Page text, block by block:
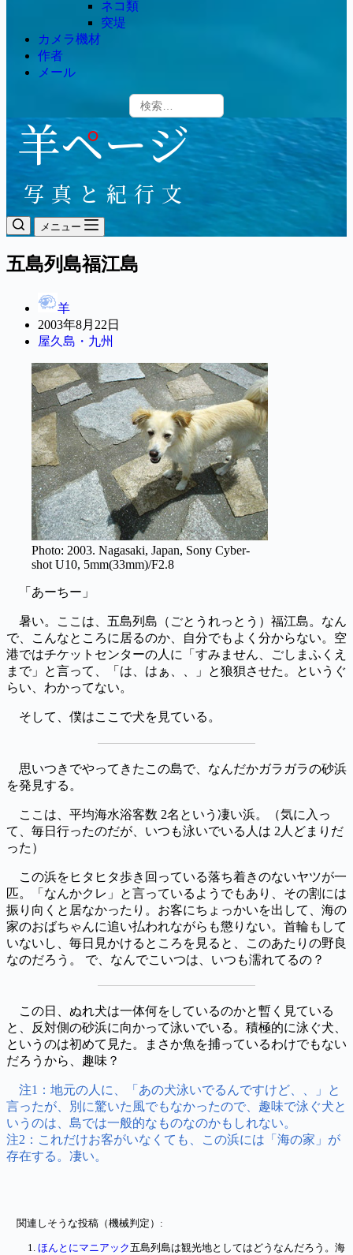
ネコ類
突堤
カメラ機材
作者
メール
メニュー
五島列島福江島
羊
2003年8月22日
屋久島・九州
Photo: 2003. Nagasaki, Japan, Sony Cyber-
shot U10, 5mm(33mm)/F2.8
「あーちー」
暑い。ここは、五島列島（ごとうれっとう）福江島。なん
で、こんなところに居るのか、自分でもよく分からない。空
港ではチケットセンターの人に「すみません、ごしまふくえ
まで」と言って、「は、はぁ、、」と狼狽させた。というぐ
らい、わかってない。
そして、僕はここで犬を見ている。
思いつきでやってきたこの島で、なんだかガラガラの砂浜
を発見する。
ここは、平均海水浴客数 2名という凄い浜。（気に入っ
て、毎日行ったのだが、いつも泳いでいる人は 2人どまりだ
った）
この浜をヒタヒタ歩き回っている落ち着きのないヤツが一
匹。「なんかクレ」と言っているようでもあり、その割には
振り向くと居なかったり。お客にちょっかいを出して、海の
家のおばちゃんに追い払われながらも懲りない。首輪もして
いないし、毎日見かけるところを見ると、このあたりの野良
なのだろう。 で、なんでこいつは、いつも濡れてるの？
この日、ぬれ犬は一体何をしているのかと暫く見ている
と、反対側の砂浜に向かって泳いでいる。積極的に泳ぐ犬、
というのは初めて見た。まさか魚を捕っているわけでもない
だろうから、趣味？
注1：地元の人に、「あの犬泳いでるんですけど、、」と
言ったが、別に驚いた風でもなかったので、趣味で泳ぐ犬と
いうのは、島では一般的なものなのかもしれない。
注2：これだけお客がいなくても、この浜には「海の家」が
存在する。凄い。
関連しそうな投稿（機械判定）:
ほんとにマニアック五島列島は観光地としてはどうなんだろう。海